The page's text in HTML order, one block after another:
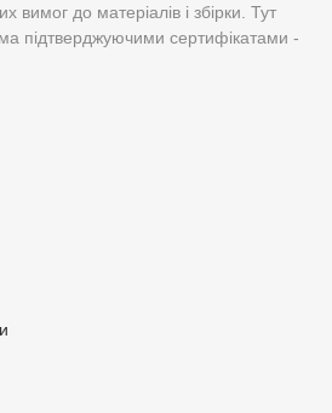
вимог до матеріалів і збірки. Тут
підтверджуючими сертифікатами -